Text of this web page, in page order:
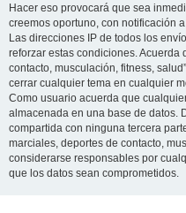
Hacer eso provocará que sea
creemos oportuno, con notificación
Las direcciones IP de todos los
reforzar estas condiciones. Acuerda
contacto, musculación, fitness,
cerrar cualquier tema en cualquier
Como usuario acuerda que
almacenada en una base de datos.
compartida con ninguna tercera
marciales, deportes de contacto,
considerarse responsables por
que los datos sean comprometidos.